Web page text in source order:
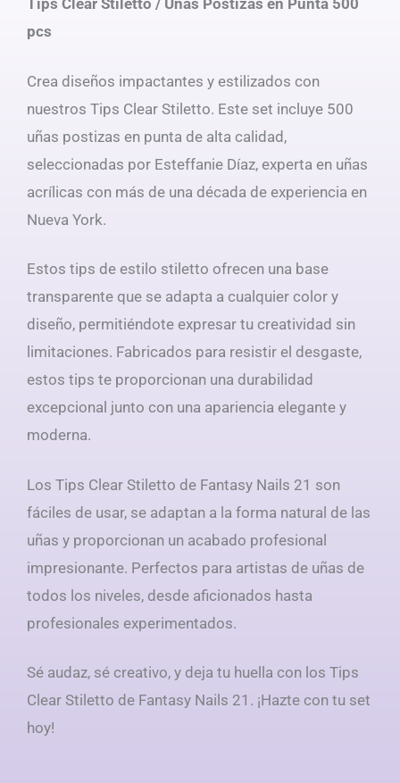
Tips Clear Stiletto / Uñas Postizas en Punta 500
pcs
Crea diseños impactantes y estilizados con
nuestros Tips Clear Stiletto. Este set incluye 500
uñas postizas en punta de alta calidad,
seleccionadas por Esteffanie Díaz, experta en uñas
acrílicas con más de una década de experiencia en
Nueva York.
Estos tips de estilo stiletto ofrecen una base
transparente que se adapta a cualquier color y
diseño, permitiéndote expresar tu creatividad sin
limitaciones. Fabricados para resistir el desgaste,
estos tips te proporcionan una durabilidad
excepcional junto con una apariencia elegante y
moderna.
Los Tips Clear Stiletto de Fantasy Nails 21 son
fáciles de usar, se adaptan a la forma natural de las
uñas y proporcionan un acabado profesional
impresionante. Perfectos para artistas de uñas de
todos los niveles, desde aficionados hasta
profesionales experimentados.
Sé audaz, sé creativo, y deja tu huella con los Tips
Clear Stiletto de Fantasy Nails 21. ¡Hazte con tu set
hoy!